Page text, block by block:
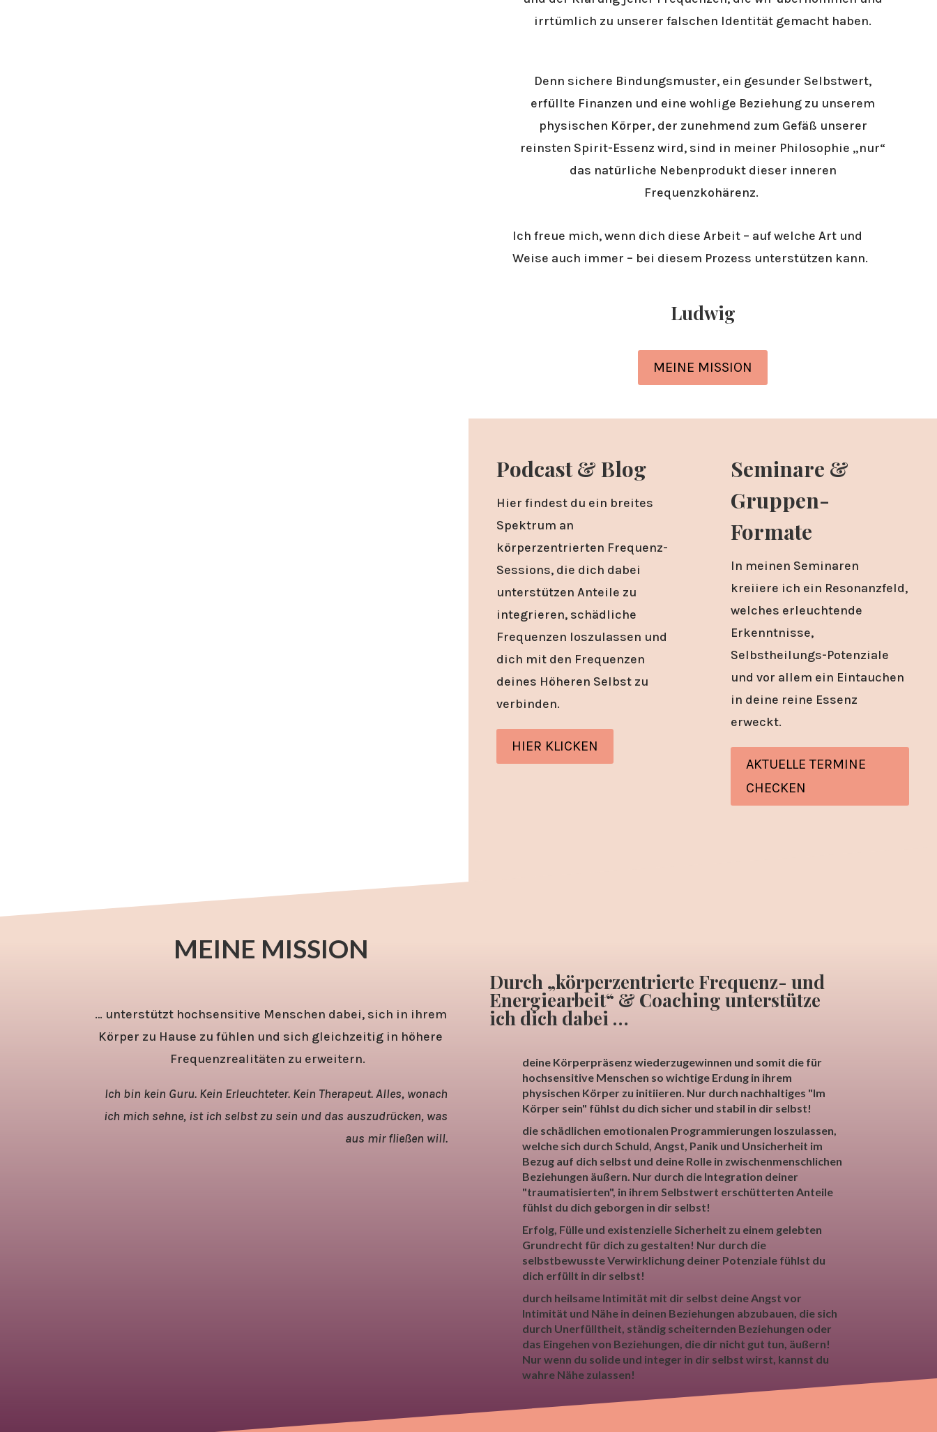
irrtümlich zu unserer falschen Identität gemacht haben.
Denn sichere Bindungsmuster, ein gesunder Selbstwert,
erfüllte Finanzen und eine wohlige Beziehung zu unserem
physischen Körper, der zunehmend zum Gefäß unserer
reinsten Spirit-Essenz wird, sind in meiner Philosophie „nur“
das natürliche Nebenprodukt dieser inneren
Frequenzkohärenz.
Ich freue mich, wenn dich diese Arbeit – auf welche Art und
Weise auch immer – bei diesem Prozess unterstützen kann.
Ludwig
MEINE MISSION
Podcast & Blog
Hier findest du ein breites
Spektrum an
körperzentrierten Frequenz-
Sessions, die dich dabei
unterstützen Anteile zu
integrieren, schädliche
Frequenzen loszulassen und
dich mit den Frequenzen
deines Höheren Selbst zu
verbinden.
HIER KLICKEN
Seminare &
Gruppen-
Formate
In meinen Seminaren
kreiiere ich ein Resonanzfeld,
welches erleuchtende
Erkenntnisse,
Selbstheilungs-Potenziale
und vor allem ein Eintauchen
in deine reine Essenz
erweckt.
AKTUELLE TERMINE
CHECKEN
MEINE MISSION
… unterstützt hochsensitive Menschen dabei, sich in ihrem
Körper zu Hause zu fühlen und sich gleichzeitig in höhere
Frequenzrealitäten zu erweitern.
Ich bin kein Guru. Kein Erleuchteter. Kein Therapeut. Alles, wonach
ich mich sehne, ist ich selbst zu sein und das auszudrücken, was
aus mir fließen will.
Durch „körperzentrierte Frequenz- und
Energiearbeit“ & Coaching unterstütze
ich dich dabei …
deine Körperpräsenz wiederzugewinnen und somit die für
hochsensitive Menschen so wichtige Erdung in ihrem
physischen Körper zu initiieren. Nur durch nachhaltiges "Im
Körper sein" fühlst du dich sicher und stabil in dir selbst!
die schädlichen emotionalen Programmierungen loszulassen,
welche sich durch Schuld, Angst, Panik und Unsicherheit im
Bezug auf dich selbst und deine Rolle in zwischenmenschlichen
Beziehungen äußern. Nur durch die Integration deiner
"traumatisierten", in ihrem Selbstwert erschütterten Anteile
fühlst du dich geborgen in dir selbst!
Erfolg, Fülle und existenzielle Sicherheit zu einem gelebten
Grundrecht für dich zu gestalten! Nur durch die
selbstbewusste Verwirklichung deiner Potenziale fühlst du
dich erfüllt in dir selbst!
durch heilsame Intimität mit dir selbst deine Angst vor
Intimität und Nähe in deinen Beziehungen abzubauen, die sich
durch Unerfülltheit, ständig scheiternden Beziehungen oder
das Eingehen von Beziehungen, die dir nicht gut tun, äußern!
Nur wenn du solide und integer in dir selbst wirst, kannst du
wahre Nähe zulassen!